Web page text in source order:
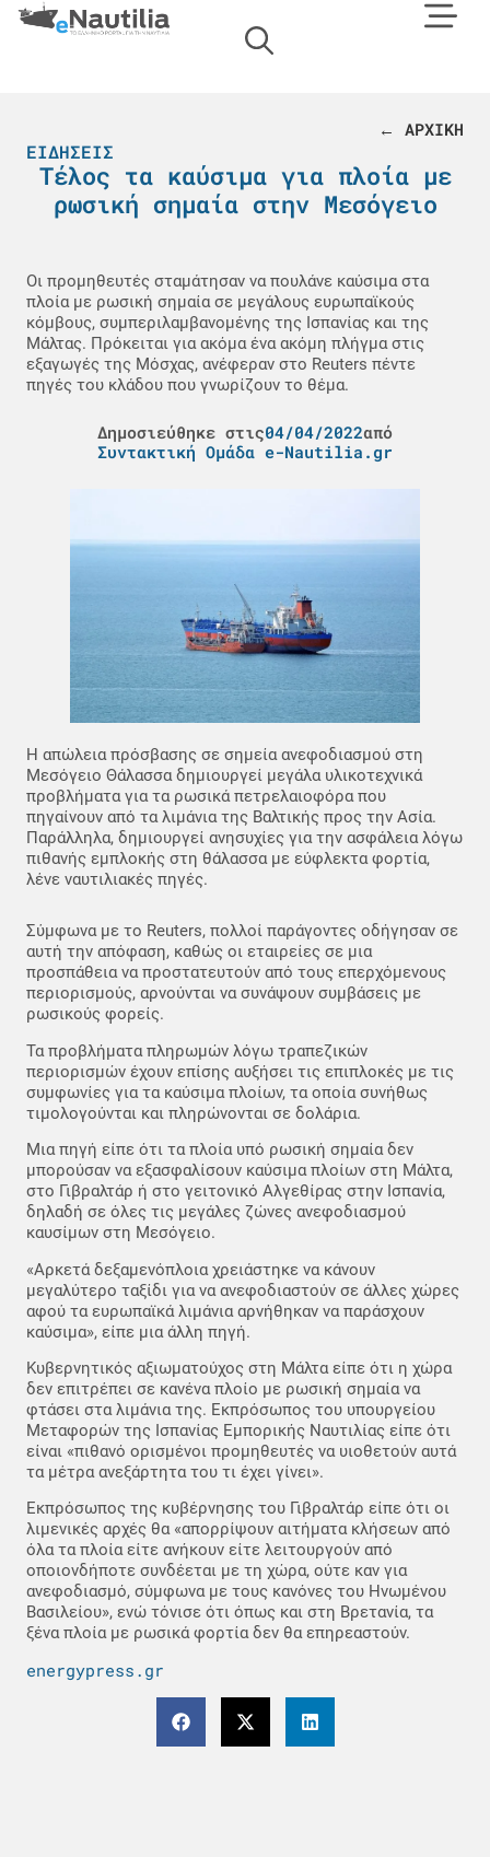
← ΑΡΧΙΚΗ
ΕΙΔΉΣΕΙΣ
Τέλος τα καύσιμα για πλοία με
ρωσική σημαία στην Μεσόγειο
Οι προμηθευτές σταμάτησαν να πουλάνε καύσιμα στα
πλοία με ρωσική σημαία σε μεγάλους ευρωπαϊκούς
κόμβους, συμπεριλαμβανομένης της Ισπανίας και της
Μάλτας. Πρόκειται για ακόμα ένα ακόμη πλήγμα στις
εξαγωγές της Μόσχας, ανέφεραν στο Reuters πέντε
πηγές του κλάδου που γνωρίζουν το θέμα.
Δημοσιεύθηκε στις04/04/2022από
Συντακτική Ομάδα e-Nautilia.gr
Η απώλεια πρόσβασης σε σημεία ανεφοδιασμού στη
Μεσόγειο Θάλασσα δημιουργεί μεγάλα υλικοτεχνικά
προβλήματα για τα ρωσικά πετρελαιοφόρα που
πηγαίνουν από τα λιμάνια της Βαλτικής προς την Ασία.
Παράλληλα, δημιουργεί ανησυχίες για την ασφάλεια λόγω
πιθανής εμπλοκής στη θάλασσα με εύφλεκτα φορτία,
λένε ναυτιλιακές πηγές.
Σύμφωνα με το Reuters, πολλοί παράγοντες οδήγησαν σε
αυτή την απόφαση, καθώς οι εταιρείες σε μια
προσπάθεια να προστατευτούν από τους επερχόμενους
περιορισμούς, αρνούνται να συνάψουν συμβάσεις με
ρωσικούς φορείς.
Τα προβλήματα πληρωμών λόγω τραπεζικών
περιορισμών έχουν επίσης αυξήσει τις επιπλοκές με τις
συμφωνίες για τα καύσιμα πλοίων, τα οποία συνήθως
τιμολογούνται και πληρώνονται σε δολάρια.
Μια πηγή είπε ότι τα πλοία υπό ρωσική σημαία δεν
μπορούσαν να εξασφαλίσουν καύσιμα πλοίων στη Μάλτα,
στο Γιβραλτάρ ή στο γειτονικό Αλγεθίρας στην Ισπανία,
δηλαδή σε όλες τις μεγάλες ζώνες ανεφοδιασμού
καυσίμων στη Μεσόγειο.
«Αρκετά δεξαμενόπλοια χρειάστηκε να κάνουν
μεγαλύτερο ταξίδι για να ανεφοδιαστούν σε άλλες χώρες
αφού τα ευρωπαϊκά λιμάνια αρνήθηκαν να παράσχουν
καύσιμα», είπε μια άλλη πηγή.
Κυβερνητικός αξιωματούχος στη Μάλτα είπε ότι η χώρα
δεν επιτρέπει σε κανένα πλοίο με ρωσική σημαία να
φτάσει στα λιμάνια της. Εκπρόσωπος του υπουργείου
Μεταφορών της Ισπανίας Εμπορικής Ναυτιλίας είπε ότι
είναι «πιθανό ορισμένοι προμηθευτές να υιοθετούν αυτά
τα μέτρα ανεξάρτητα του τι έχει γίνει».
Εκπρόσωπος της κυβέρνησης του Γιβραλτάρ είπε ότι οι
λιμενικές αρχές θα «απορρίψουν αιτήματα κλήσεων από
όλα τα πλοία είτε ανήκουν είτε λειτουργούν από
οποιονδήποτε συνδέεται με τη χώρα, ούτε καν για
ανεφοδιασμό, σύμφωνα με τους κανόνες του Ηνωμένου
Βασιλείου», ενώ τόνισε ότι όπως και στη Βρετανία, τα
ξένα πλοία με ρωσικά φορτία δεν θα επηρεαστούν.
energypress.gr